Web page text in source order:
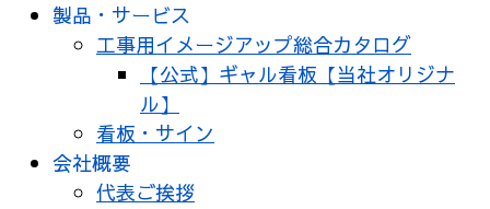
製品・サービス
工事用イメージアップ総合カタログ
【公式】ギャル看板【当社オリジナ
ル】
看板・サイン
会社概要
代表ご挨拶